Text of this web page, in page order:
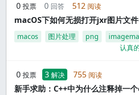
0 投票 0 回答 512 阅读
macOS下如何无损打开jxr图片文件
macos 图片处理 png
认真
0 投票 3 解决 755 阅读
新手求助：C++中为什么注释掉一